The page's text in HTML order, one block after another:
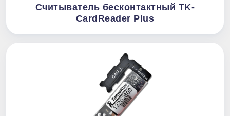
Считыватель бесконтактный TK-
CardReader Plus